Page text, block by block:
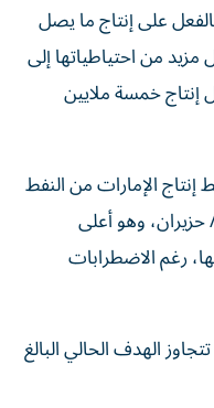
على إنتاج ما يصل
مزيد من احتياطياتها إلى
إنتاج خمسة ملايين
إنتاج الإمارات من النفط
حزيران، وهو أعلى
رغم الاضطرابات
الهدف الحالي البالغ